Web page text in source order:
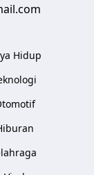
Hidup